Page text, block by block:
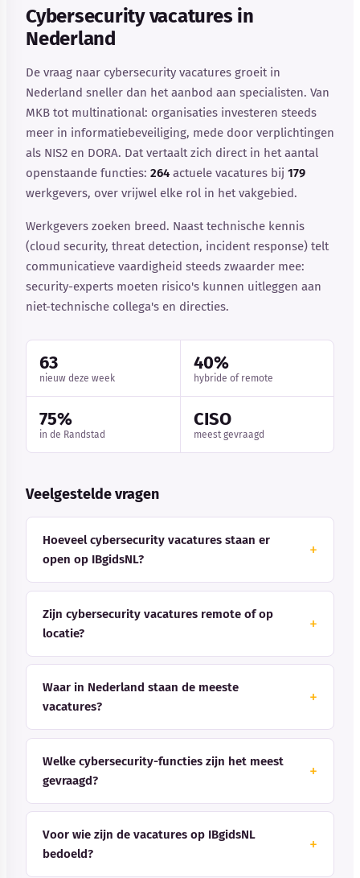
Cybersecurity vacatures in
Nederland
De vraag naar cybersecurity vacatures groeit in
Nederland sneller dan het aanbod aan specialisten. Van
MKB tot multinational: organisaties investeren steeds
meer in informatiebeveiliging, mede door verplichtingen
als NIS2 en DORA. Dat vertaalt zich direct in het aantal
openstaande functies: 264 actuele vacatures bij 179
werkgevers, over vrijwel elke rol in het vakgebied.
Werkgevers zoeken breed. Naast technische kennis
(cloud security, threat detection, incident response) telt
communicatieve vaardigheid steeds zwaarder mee:
security-experts moeten risico's kunnen uitleggen aan
niet-technische collega's en directies.
63
nieuw deze week
40%
hybride of remote
75%
in de Randstad
CISO
meest gevraagd
Veelgestelde vragen
Hoeveel cybersecurity vacatures staan er
open op IBgidsNL?
Zijn cybersecurity vacatures remote of op
locatie?
Waar in Nederland staan de meeste
vacatures?
Welke cybersecurity-functies zijn het meest
gevraagd?
Voor wie zijn de vacatures op IBgidsNL
bedoeld?